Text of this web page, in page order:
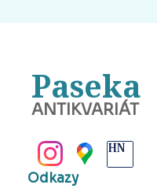
Paseka
ANTIKVARIÁT
Odkazy